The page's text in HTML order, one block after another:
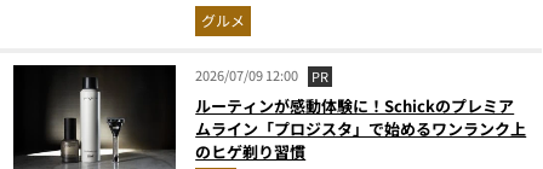
おやつに最強すぎた
グルメ
2026/07/09 12:00 PR
ルーティンが感動体験に！Schickのプレミア
ムライン「プロジスタ」で始めるワンランク上
のヒゲ剃り習慣